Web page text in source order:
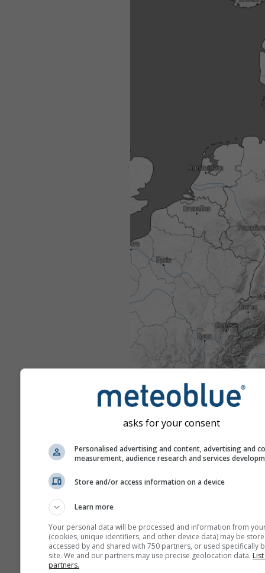
asks for your consent
Personalised advertising and content, advertising and
measurement, audience research and services
Store and/or access information on a device
Learn more
Your personal data will be processed and information from
(cookies, unique identifiers, and other device data) may be
accessed by and shared with 750 partners, or used specifically
site. We and our partners may use precise geolocation data.
partners.